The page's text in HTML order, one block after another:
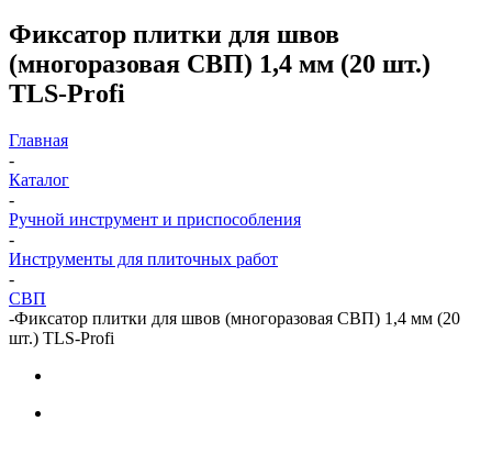
Фиксатор плитки для швов
(многоразовая СВП) 1,4 мм (20 шт.)
TLS-Profi
Главная
-
Каталог
-
Ручной инструмент и приспособления
-
Инструменты для плиточных работ
-
СВП
-Фиксатор плитки для швов (многоразовая СВП) 1,4 мм (20
шт.) TLS-Profi